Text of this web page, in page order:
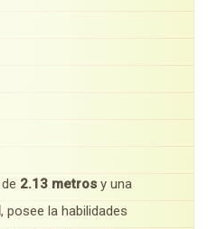
de 2.13 metros y una
, posee la habilidades